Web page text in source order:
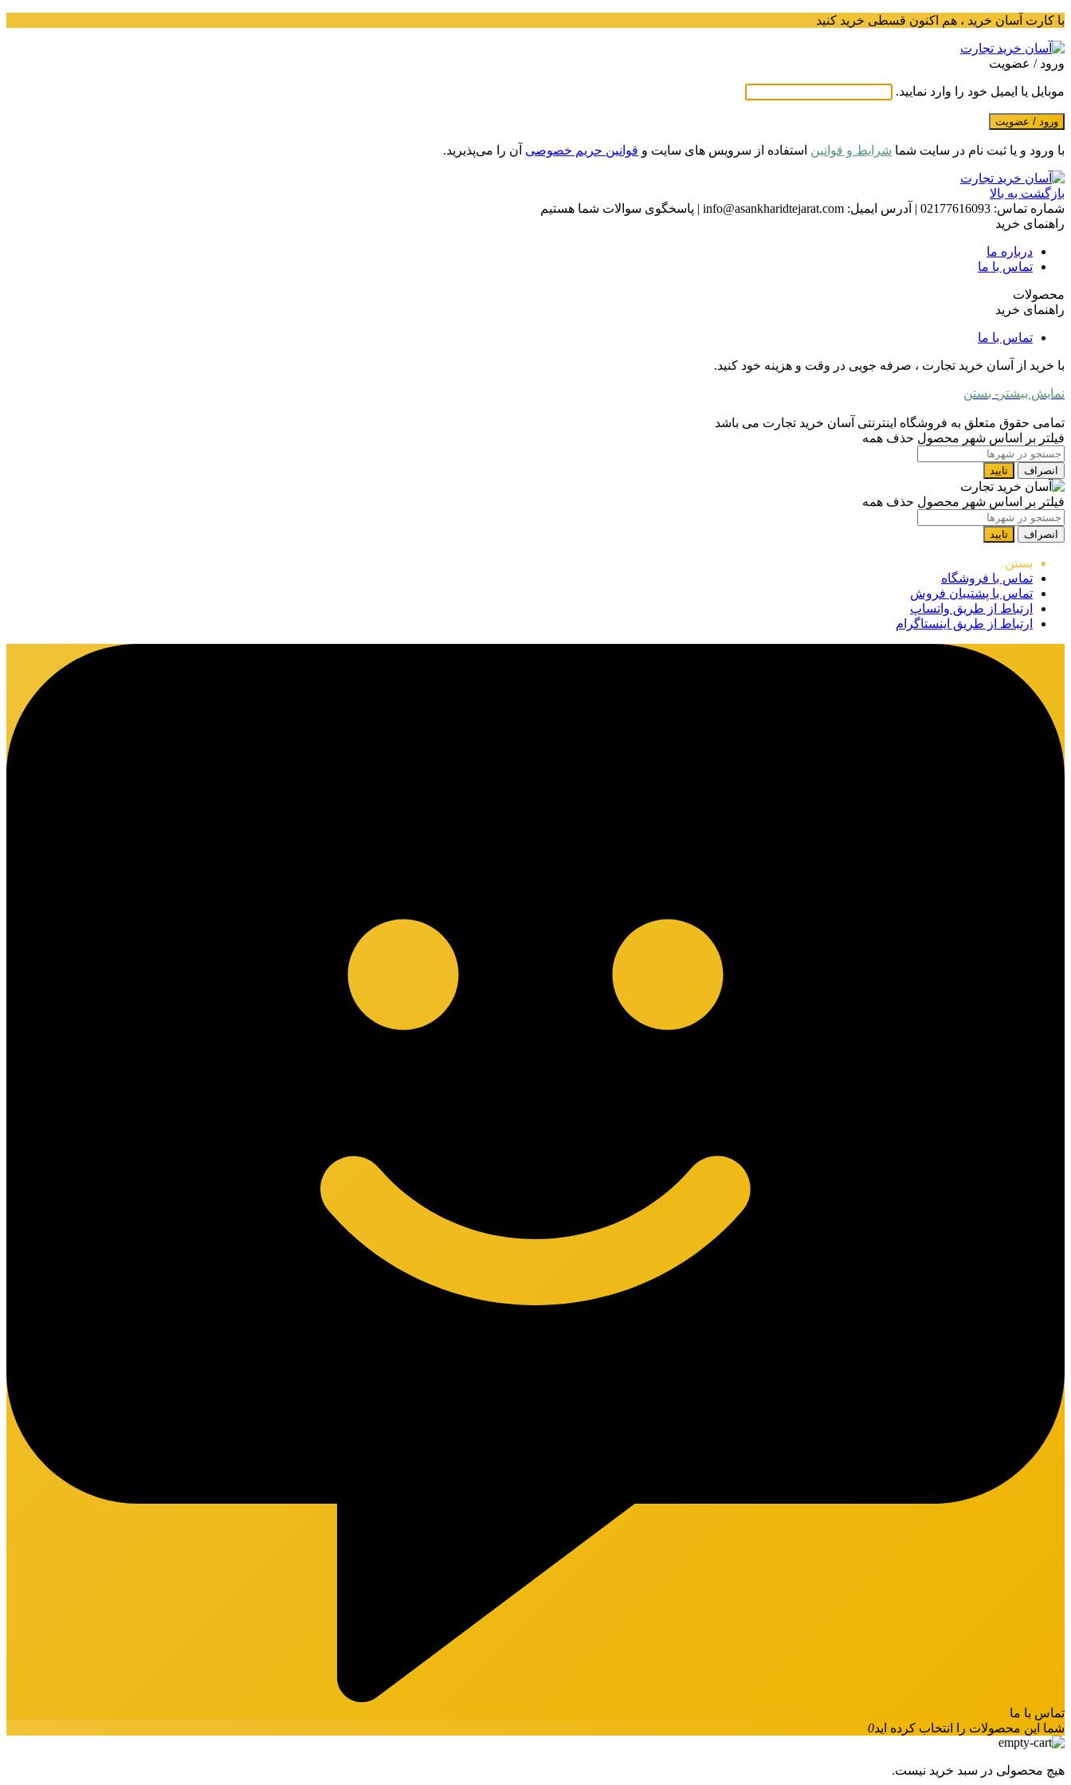
با کارت آسان خرید ، هم اکنون قسطی خرید کنید
ورود / عضویت
موبایل یا ایمیل خود را وارد نمایید.
ورود / عضویت
با ورود و یا ثبت نام در سایت شما شرایط و قوانین استفاده از سرویس های سایت و قوانین حریم خصوصی آن را می‌پذیرید.
بازگشت به بالا
شماره تماس: 02177616093
| آدرس ایمیل: info@asankharidtejarat.com
| پاسخگوی سوالات شما هستیم
راهنمای خرید
درباره ما
تماس با ما
محصولات
راهنمای خرید
تماس با ما
با خرید از آسان خرید تجارت ، صرفه جویی در وقت و هزینه خود کنید.
نمایش بیشتر - بستن
تمامی حقوق متعلق به فروشگاه اینترنتی آسان خرید تجارت می باشد
فیلتر بر اساس شهر محصول حذف همه
انصراف تایید
فیلتر بر اساس شهر محصول حذف همه
انصراف تایید
بستن
تماس با فروشگاه
تماس با پشتیبان فروش
ارتباط از طریق واتساپ
ارتباط از طریق اینستاگرام
تماس با ما
شما این محصولات را انتخاب کرده اید0
هیچ محصولی در سبد خرید نیست.